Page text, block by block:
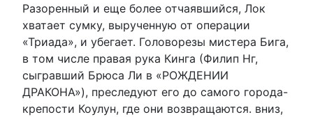
Разоренный и еще более отчаявшийся, Лок
хватает сумку, вырученную от операции
«Триада», и убегает. Головорезы мистера Бига,
в том числе правая рука Кинга (Филип Нг,
сыгравший Брюса Ли в «РОЖДЕНИИ
ДРАКОНА»), преследуют его до самого города-
крепости Коулун, где они возвращаются. вниз,